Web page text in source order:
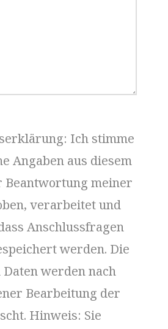
Ich stimme
Angaben aus diesem
Beantwortung meiner
verarbeitet und
Anschlussfragen
werden. Die
werden nach
Bearbeitung der
Hinweis: Sie